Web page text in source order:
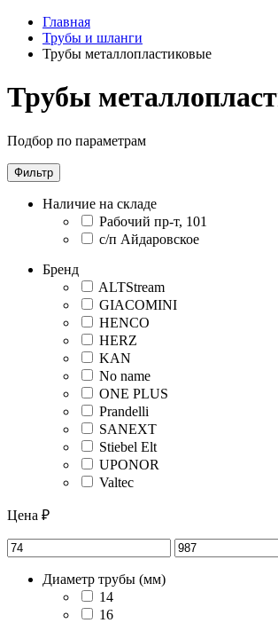
Главная
Трубы и шланги
Трубы металлопластиковые
Трубы
Подбор по параметрам
Фильтр
Наличие на складе
Рабочий пр-т, 101
с/п Айдаровское
Бренд
ALTStream
GIACOMINI
HENCO
HERZ
KAN
No name
ONE PLUS
Prandelli
SANEXT
Stiebel Elt
UPONOR
Valtec
Цена ₽
Диаметр трубы (мм)
14
16